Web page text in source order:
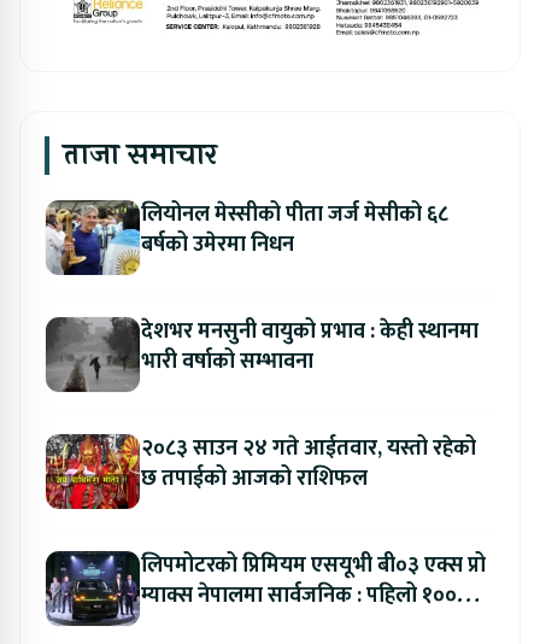
ताजा समाचार
लियोनल मेस्सीको पीता जर्ज मेसीको ६८
बर्षको उमेरमा निधन
देशभर मनसुनी वायुको प्रभाव : केही स्थानमा
भारी वर्षाको सम्भावना
२०८३ साउन २४ गते आईतवार, यस्तो रहेको
छ तपाईको आजको राशिफल
लिपमोटरको प्रिमियम एसयूभी बी०३ एक्स प्रो
म्याक्स नेपालमा सार्वजनिक : पहिलो १००